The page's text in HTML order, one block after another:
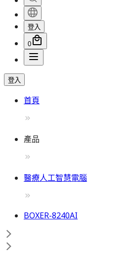
登入
0
登入
首頁
產品
醫療人工智慧電腦
BOXER-8240AI